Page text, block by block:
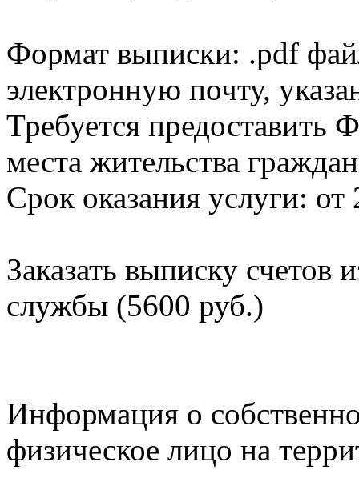
Формат выписки: .pdf
электронную почту,
Требуется
места жительства
Срок оказания услуги: от
Заказать выписку счетов
службы (5600 руб.)
Информация о
физическое лицо на